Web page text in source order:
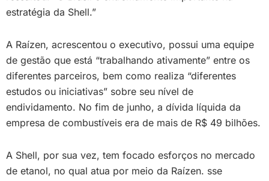
estratégia da Shell.”
A Raízen, acrescentou o executivo, possui uma equipe
de gestão que está “trabalhando ativamente” entre os
diferentes parceiros, bem como realiza “diferentes
estudos ou iniciativas” sobre seu nível de
endividamento. No fim de junho, a dívida líquida da
empresa de combustíveis era de mais de R$ 49 bilhões.
A Shell, por sua vez, tem focado esforços no mercado
de etanol, no qual atua por meio da Raízen. sse